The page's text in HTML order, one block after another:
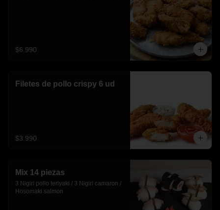
$6.990
Filetes de pollo crispy 6 ud
$3.990
Mix 14 piezas
3 Nigiri pollo teriyaki / 3 Nigiri camaron /
Hosomaki salmon